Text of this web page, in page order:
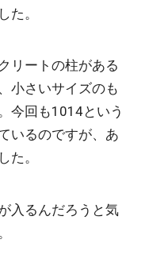
た。
リートの柱がある
小さいサイズのも
今回も1014という
いるのですが、あ
た。
入るんだろうと気